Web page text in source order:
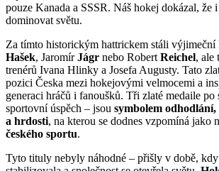
pouze Kanada a SSSR. Náš hokej dokázal, že
dominovat světu.
Za tímto historickým hattrickem stáli
Hašek, JaromírJágr nebo Robert Reichel, ale
trenérů Ivana Hlinky a Josefa Augusty. Tato
pozici Česka mezi hokejovými velmocemi a
generaci hráčů i fanoušků. Tři zlaté medaile po
sportovní úspěch – jsou symbolem
a hrdosti, na kterou se dodnes vzpomíná jako
českého sportu.
Tyto tituly nebyly náhodné – přišly v době, kdy